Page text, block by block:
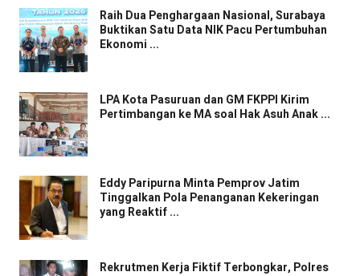
Raih Dua Penghargaan Nasional, Surabaya
Buktikan Satu Data NIK Pacu Pertumbuhan
Ekonomi ...
LPA Kota Pasuruan dan GM FKPPI Kirim
Pertimbangan ke MA soal Hak Asuh Anak ...
Eddy Paripurna Minta Pemprov Jatim
Tinggalkan Pola Penanganan Kekeringan
yang Reaktif ...
Rekrutmen Kerja Fiktif Terbongkar, Polres